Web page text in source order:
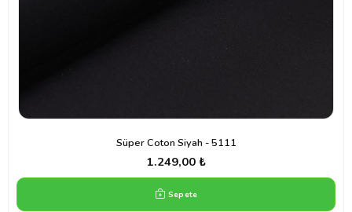
Süper Coton Siyah - 5111
1.249,00 ₺
Sepete